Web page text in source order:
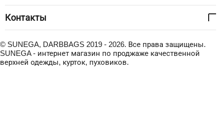
Контакты
© SUNEGA, DARBBAGS 2019 - 2026. Все права защищены.
SUNEGA - интернет магазин по проджаже качественной
верхней одежды, курток, пуховиков.